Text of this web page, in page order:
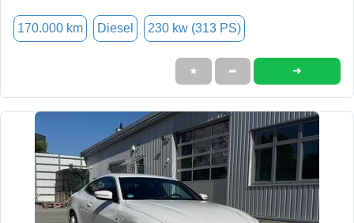
170.000 km Diesel 230 kw (313 PS)
★ ➦ ➜